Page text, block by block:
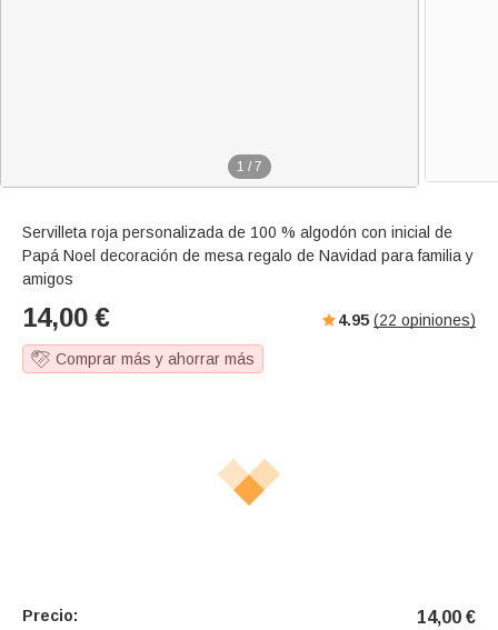
1 / 7
Servilleta roja personalizada de 100 % algodón con inicial de
Papá Noel decoración de mesa regalo de Navidad para familia y
amigos
14,00 € 4.95 (22 opiniones)
Comprar más y ahorrar más
Precio: 14,00 €